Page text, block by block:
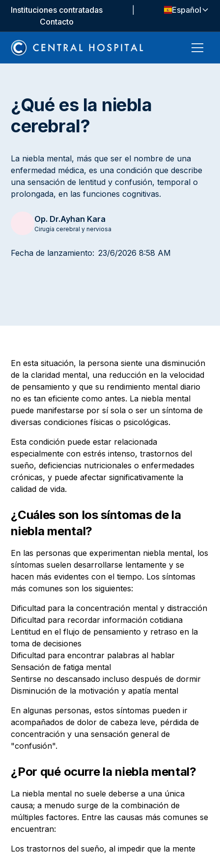
Instituciones contratadas
Contacto
Español
¿Qué es la niebla
cerebral?
La niebla mental, más que ser el nombre de una
enfermedad médica, es una condición que describe
una sensación de lentitud y confusión, temporal o
prolongada, en las funciones cognitivas.
Op. Dr.Ayhan Kara
Cirugía cerebral y nerviosa
Fecha de lanzamiento: 23/6/2026 8:58 AM
En esta situación, la persona siente una disminución
de la claridad mental, una reducción en la velocidad
de pensamiento y que su rendimiento mental diario
no es tan eficiente como antes. La niebla mental
puede manifestarse por sí sola o ser un síntoma de
diversas condiciones físicas o psicológicas.
Esta condición puede estar relacionada
especialmente con estrés intenso, trastornos del
sueño, deficiencias nutricionales o enfermedades
crónicas, y puede afectar significativamente la
calidad de vida.
¿Cuáles son los síntomas de la
niebla mental?
En las personas que experimentan niebla mental, los
síntomas suelen desarrollarse lentamente y se
hacen más evidentes con el tiempo. Los síntomas
más comunes son los siguientes:
Dificultad para la concentración mental y distracción
Dificultad para recordar información cotidiana
Lentitud en el flujo de pensamiento y retraso en la
toma de decisiones
Dificultad para encontrar palabras al hablar
Sensación de fatiga mental
Sentirse no descansado incluso después de dormir
Disminución de la motivación y apatía mental
En algunas personas, estos síntomas pueden ir
acompañados de dolor de cabeza leve, pérdida de
concentración y una sensación general de
"confusión".
¿Por qué ocurre la niebla mental?
La niebla mental no suele deberse a una única
causa; a menudo surge de la combinación de
múltiples factores. Entre las causas más comunes se
encuentran:
Los trastornos del sueño, al impedir que la mente